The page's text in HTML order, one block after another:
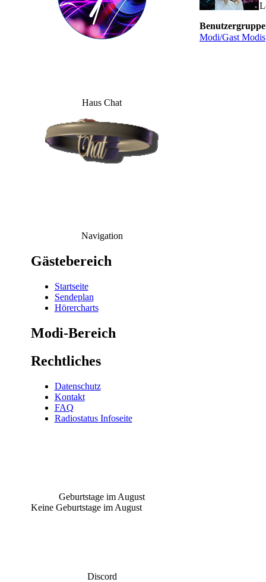
Haus Chat
Navigation
Gästebereich
Startseite
Sendeplan
Hörercharts
Modi-Bereich
Rechtliches
Datenschutz
Kontakt
FAQ
Radiostatus Infoseite
Geburtstage im August
Keine Geburtstage im August
Discord
Modi/Gast Modis